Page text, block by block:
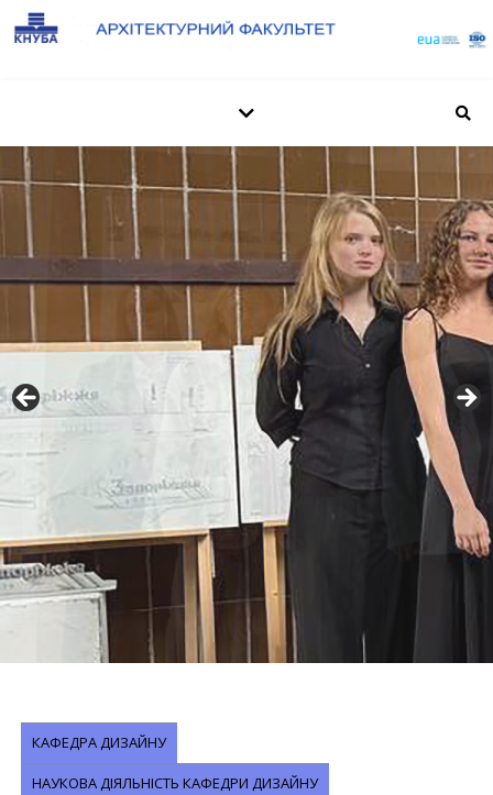
КАФЕДРА ДИЗАЙНУ
НАУКОВА ДІЯЛЬНІСТЬ КАФЕДРИ ДИЗАЙНУ